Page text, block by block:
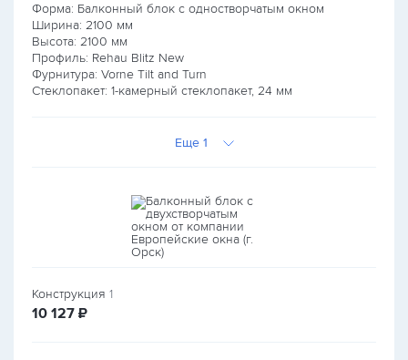
Форма: Балконный блок с одностворчатым окном
Ширина: 2100 мм
Высота: 2100 мм
Профиль: Rehau Blitz New
Фурнитура: Vorne Tilt and Turn
Стеклопакет: 1-камерный стеклопакет, 24 мм
Еще 1
Конструкция 1
10 127 руб.
₽